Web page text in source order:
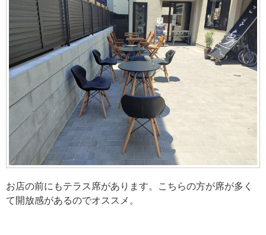
お店の前にもテラス席があります。こちらの方が席が多く
て開放感があるのでオススメ。